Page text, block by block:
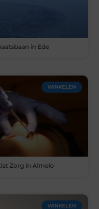
in Ede
WINKELEN
Zorg in Almelo
WINKELEN